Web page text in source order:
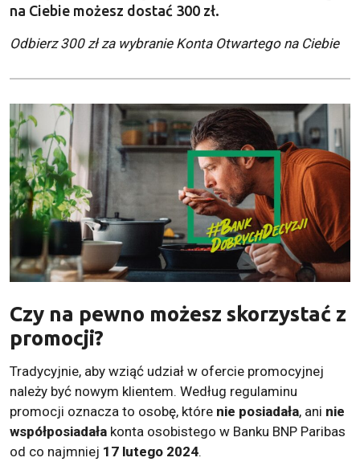
na Ciebie możesz dostać 300 zł.
Odbierz 300 zł za wybranie Konta Otwartego na Ciebie
Czy na pewno możesz skorzystać z
promocji?
Tradycyjnie, aby wziąć udział w ofercie promocyjnej
należy być nowym klientem. Według regulaminu
promocji oznacza to osobę, które nie posiadała, ani nie
współposiadała konta osobistego w Banku BNP Paribas
od co najmniej 17 lutego 2024.